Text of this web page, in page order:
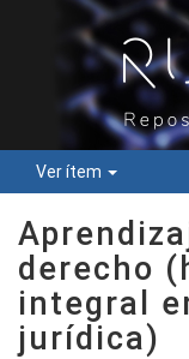
Ver ítem
derecho
integral
jurídica)